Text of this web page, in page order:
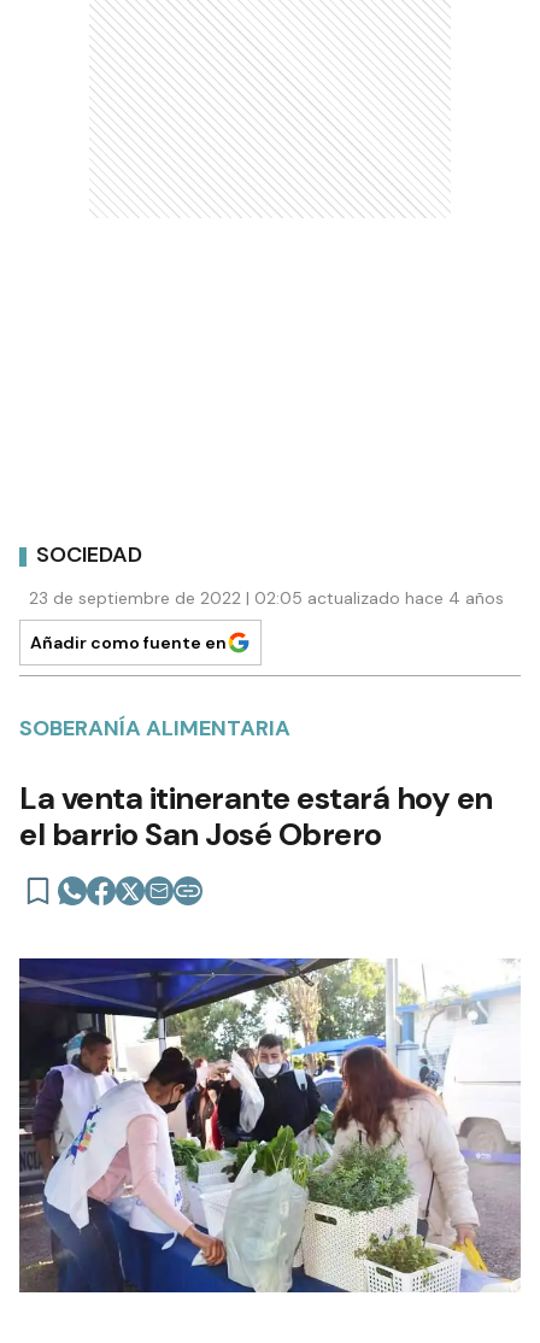
SOCIEDAD
23 de septiembre de 2022 | 02:05 actualizado hace 4 años
Añadir como fuente en
SOBERANÍA ALIMENTARIA
La venta itinerante estará hoy en
el barrio San José Obrero